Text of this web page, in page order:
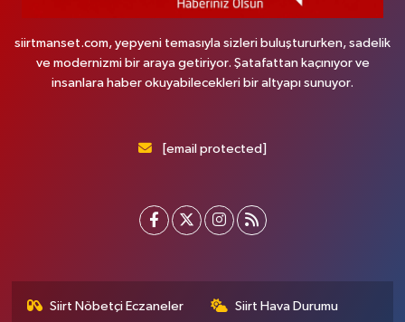
siirtmanset.com, yepyeni temasıyla sizleri buluştururken, sadelik
ve modernizmi bir araya getiriyor. Şatafattan kaçınıyor ve
insanlara haber okuyabilecekleri bir altyapı sunuyor.
[email protected]
Siirt Nöbetçi Eczaneler Siirt Hava Durumu